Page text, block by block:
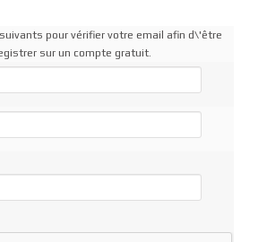
pour vérifier votre email afin d\'être
sur un compte gratuit.